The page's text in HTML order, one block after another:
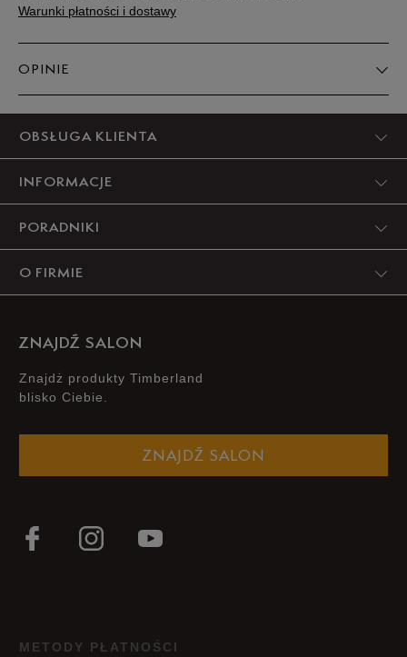
Warunki płatności i dostawy
OPINIE
OBSŁUGA KLIENTA
INFORMACJE
PORADNIKI
O FIRMIE
ZNAJDŹ SALON
Znajdż produkty Timberland
blisko Ciebie.
ZNAJDŹ SALON
METODY PŁATNOŚCI